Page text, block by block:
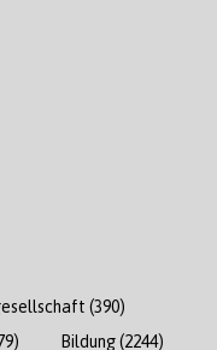
(390)
Bildung(2244)